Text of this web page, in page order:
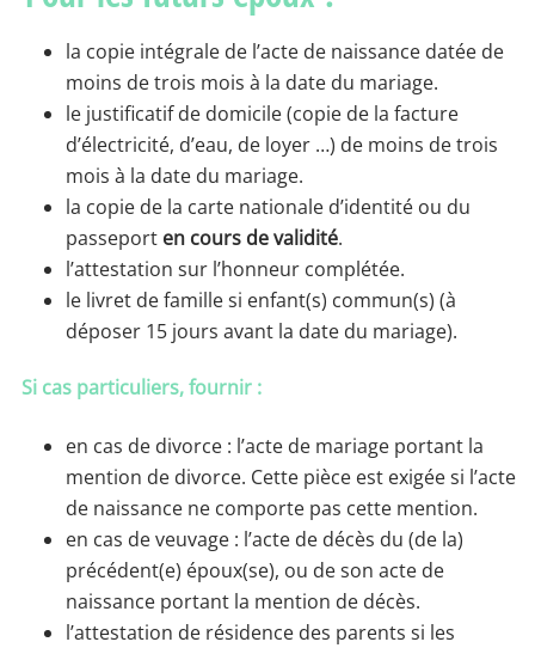
la copie intégrale de l’acte de naissance datée de
moins de trois mois à la date du mariage.
le justificatif de domicile (copie de la facture
d’électricité, d’eau, de loyer …) de moins de trois
mois à la date du mariage.
la copie de la carte nationale d’identité ou du
passeport en cours de validité.
l’attestation sur l’honneur complétée.
le livret de famille si enfant(s) commun(s) (à
déposer 15 jours avant la date du mariage).
Si cas particuliers, fournir :
en cas de divorce : l’acte de mariage portant la
mention de divorce. Cette pièce est exigée si l’acte
de naissance ne comporte pas cette mention.
en cas de veuvage : l’acte de décès du (de la)
précédent(e) époux(se), ou de son acte de
naissance portant la mention de décès.
l’attestation de résidence des parents si les